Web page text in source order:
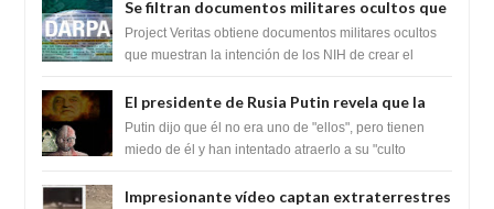
Se filtran documentos militares ocultos que
muestran la intención de los NIH de crear el
SARS-CoV-2, utilizando la investigación de
Project Veritas obtiene documentos militares ocultos
que muestran la intención de los NIH de crear el
El presidente de Rusia Putin revela que la
clase dominante en el mundo son los
híbridos reptiles
Putin dijo que él no era uno de "ellos", pero tienen
miedo de él y han intentado atraerlo a su "culto
Impresionante vídeo captan extraterrestres